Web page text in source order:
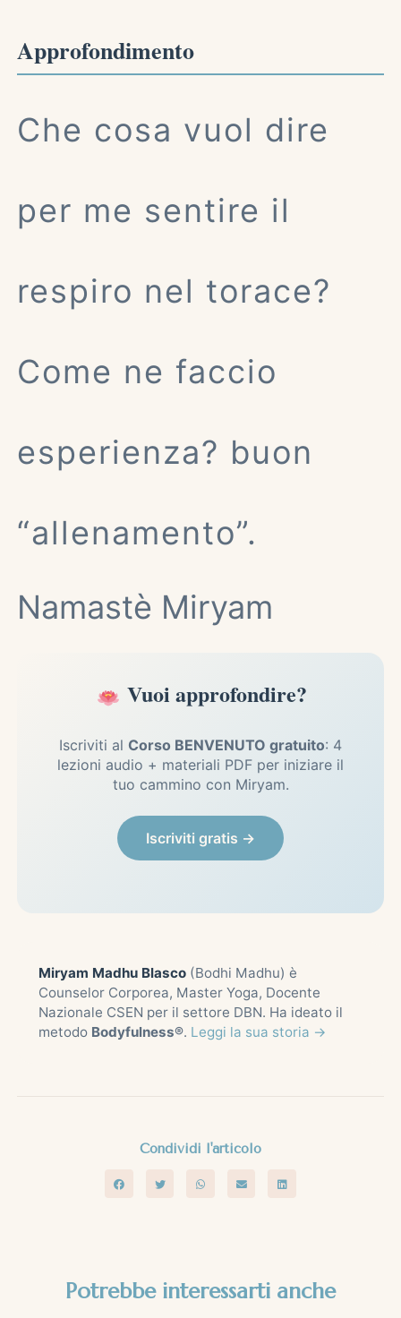
Approfondimento
Che cosa vuol dire
per me sentire il
respiro nel torace?
Come ne faccio
esperienza? buon
“allenamento”.
Namastè Miryam
Vuoi approfondire?
Iscriviti al Corso BENVENUTO gratuito: 4
lezioni audio + materiali PDF per iniziare il
tuo cammino con Miryam.
Iscriviti gratis →
Miryam Madhu Blasco(Bodhi Madhu) è
Counselor Corporea, Master Yoga, Docente
Nazionale CSEN per il settore DBN. Ha ideato il
metodo Bodyfulness®. Leggi la sua storia →
Condividi l'articolo
Potrebbe interessarti anche